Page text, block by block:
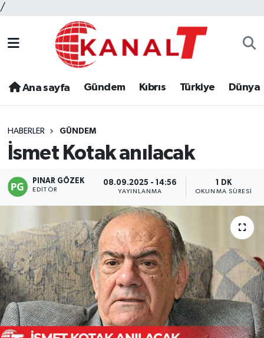
/
Ana sayfa Gündem Kıbrıs Türkiye Dünya
HABERLER GÜNDEM
İsmet Kotak anılacak
PINAR GÖZEK
EDITÖR
08.09.2025 - 14:56
YAYINLANMA
1 DK
OKUNMA SÜRESI